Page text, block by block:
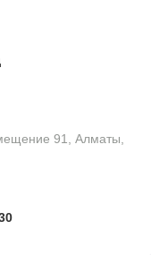
91, Алматы,